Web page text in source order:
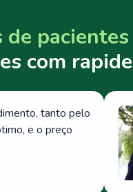
pacientes
com
tanto pelo
e o preço